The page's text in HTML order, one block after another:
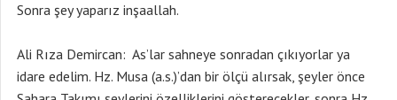
Sonra şey yaparız inşaallah.
Ali Rıza Demircan: As’lar sahneye sonradan çıkıyorlar ya
idare edelim. Hz. Musa (a.s.)’dan bir ölçü alırsak, şeyler önce